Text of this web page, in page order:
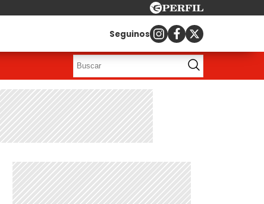
Seguinos